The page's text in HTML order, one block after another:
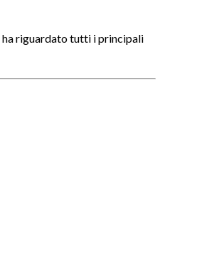
ha riguardato tutti i principali